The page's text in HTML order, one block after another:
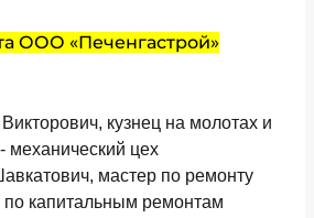
ООО «Печенгастрой»
кузнец на молотах и
механический цех
мастер по ремонту
по капитальным ремонтам